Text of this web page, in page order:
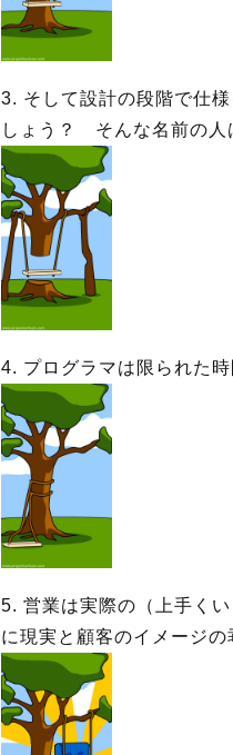
3. そして設計の段階で仕
しょう？ そんな名前の人
4. プログラマは限られた
5. 営業は実際の（上手く
に現実と顧客のイメージの